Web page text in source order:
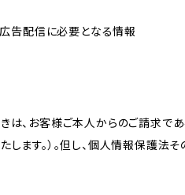
広告配信に必要となる情報
、お客様ご本人からのご請求で
す。）。但し、個人情報保護法そ